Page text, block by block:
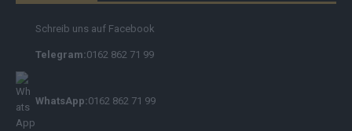
Schreib uns auf Facebook
Telegram:0162 862 71 99
WhatsApp:0162 862 71 99